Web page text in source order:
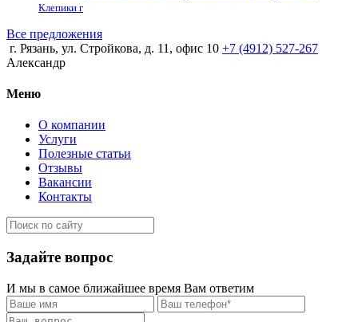
Клепики г
Все предложения
г. Рязань, ул. Стройкова, д. 11, офис 10 +7 (4912) 527-267
Александр
Меню
О компании
Услуги
Полезные статьи
Отзывы
Вакансии
Контакты
Задайте вопрос
И мы в самое ближайшее время Вам ответим